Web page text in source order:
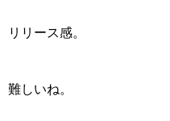
リリース感。
難しいね。